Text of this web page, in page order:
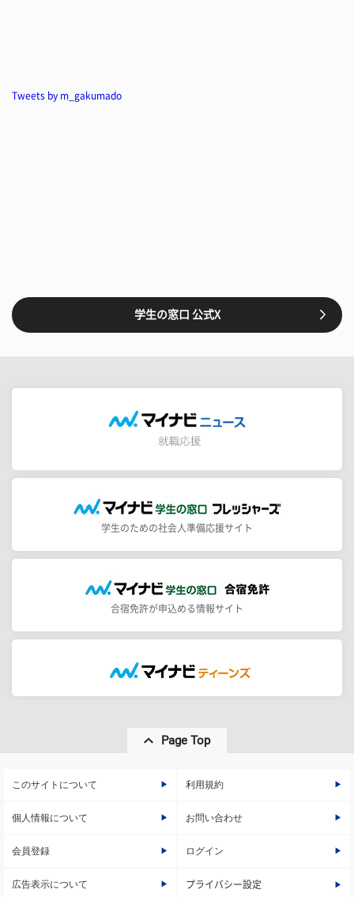
Tweets by m_gakumado
学生の窓口 公式X
学生のための社会人準備応援サイト
合宿免許が申込める情報サイト
Page Top
このサイトについて 利用規約
個人情報について お問い合わせ
会員登録 ログイン
広告表示について プライバシー設定